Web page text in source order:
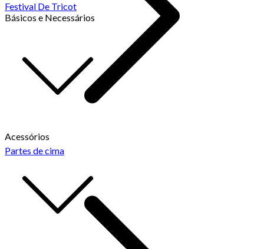
Festival De Tricot
Básicos e Necessários
Acessórios
Partes de cima